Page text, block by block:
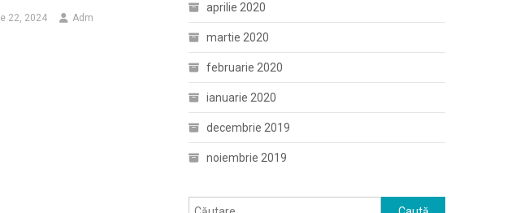
22, 2024 Adm
aprilie 2020
martie 2020
februarie 2020
ianuarie 2020
decembrie 2019
noiembrie 2019
Caută